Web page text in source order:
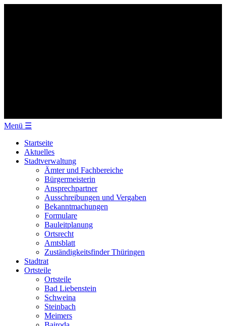
Menü ☰
Startseite
Aktuelles
Stadtverwaltung
Ämter und Fachbereiche
Bürgermeisterin
Ansprechpartner
Ausschreibungen und Vergaben
Bekanntmachungen
Formulare
Bauleitplanung
Ortsrecht
Amtsblatt
Zuständigkeitsfinder Thüringen
Stadtrat
Ortsteile
Ortsteile
Bad Liebenstein
Schweina
Steinbach
Meimers